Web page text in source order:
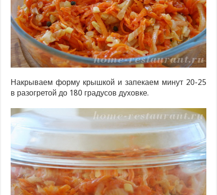
Накрываем форму крышкой и запекаем минут 20-25
в разогретой до 180 градусов духовке.